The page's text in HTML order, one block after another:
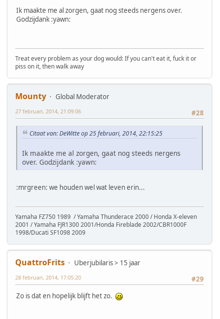
Ik maakte me al zorgen, gaat nog steeds nergens over.
Godzijdank :yawn:
Treat every problem as your dog would: If you can't eat it, fuck it or
piss on it, then walk away
Mounty
Global Moderator
#28
27 februari, 2014, 21:09:06
Citaat van: DeWitte op 25 februari, 2014, 22:15:25
Ik maakte me al zorgen, gaat nog steeds nergens
over. Godzijdank :yawn:
:mrgreen: we houden wel wat leven erin...
Yamaha FZ750 1989 / Yamaha Thunderace 2000 / Honda X-eleven
2001 / Yamaha FJR1300 2001/Honda Fireblade 2002/CBR1000F
1998/Ducati SF1098 2009
QuattroFrits
Uberjubilaris > 15 jaar
#29
28 februari, 2014, 17:05:20
Zo is dat en hopelijk blijft het zo.